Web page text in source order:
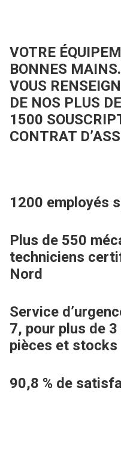
VOTRE
BONNES MAINS.
VOUS
DE NOS PLUS DE
1500
CONTRAT
1200 employés
Plus de 550
techniciens
Nord
Service
7, pour plus de
pièces et stocks
90,8 % de